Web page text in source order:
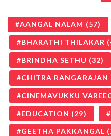
AANGAL NALAM (57)
BHARATHI THILAKAR
BRINDHA SETHU (32)
CHITRA RANGARAJAN
CINEMAVUKKU
EDUCATION (29)
GEETHA PAKKANGAL